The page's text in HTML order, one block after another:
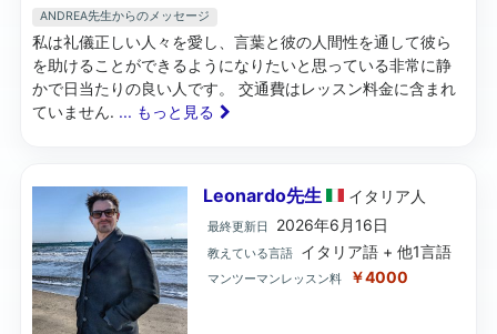
ANDREA先生からのメッセージ
私は礼儀正しい人々を愛し、言葉と彼の人間性を通して彼ら
を助けることができるようになりたいと思っている非常に静
かで日当たりの良い人です。 交通費はレッスン料金に含まれ
ていません. ... もっと見る
Leonardo先生 イタリア 人
最終更新日 2026年6月16日
教えている言語 イタリア語 + 他1言語
マンツーマンレッスン料 ￥4000